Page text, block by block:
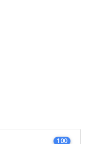
100